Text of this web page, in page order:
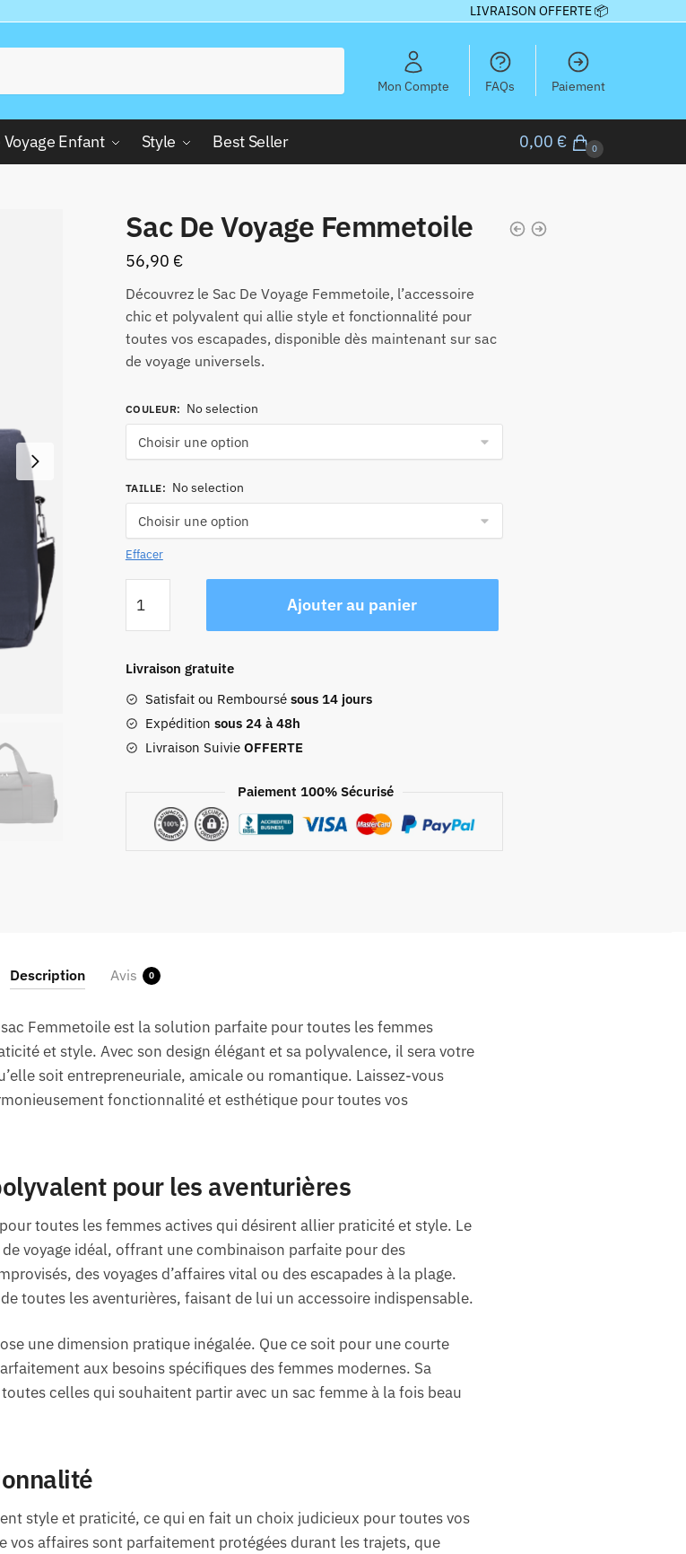
LIVRAISON OFFERTE 📦
Mon Compte FAQs Paiement
Voyage Enfant Style Best Seller 0,00 € 0
Sac De Voyage Femmetoile
56,90 €
Découvrez le Sac De Voyage Femmetoile, l’accessoire
chic et polyvalent qui allie style et fonctionnalité pour
toutes vos escapades, disponible dès maintenant sur sac
de voyage universels.
COULEUR: No selection
TAILLE: No selection
Effacer
de
Sac
Voyage
Femmetoile
Ajouter au panier
Livraison gratuite
Satisfait ou Remboursé sous 14 jours
Expédition sous 24 à 48h
Livraison Suivie OFFERTE
Paiement 100% Sécurisé
Description Avis 0
Femmetoile est la solution parfaite pour toutes les femmes
et style. Avec son design élégant et sa polyvalence, il sera votre
soit entrepreneuriale, amicale ou romantique. Laissez-vous
fonctionnalité et esthétique pour toutes vos
pour les aventurières
toutes les femmes actives qui désirent allier praticité et style. Le
voyage idéal, offrant une combinaison parfaite pour des
des voyages d’affaires vital ou des escapades à la plage.
toutes les aventurières, faisant de lui un accessoire indispensable.
une dimension pratique inégalée. Que ce soit pour une courte
aux besoins spécifiques des femmes modernes. Sa
celles qui souhaitent partir avec un sac femme à la fois beau
style et praticité, ce qui en fait un choix judicieux pour toutes vos
vos affaires sont parfaitement protégées durant les trajets, que